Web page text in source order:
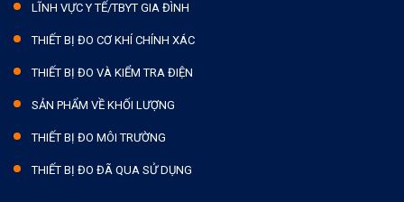
LĨNH VỰC Y TẾ/TBYT GIA ĐÌNH
THIẾT BỊ ĐO CƠ KHÍ CHÍNH XÁC
THIẾT BỊ ĐO VÀ KIỂM TRA ĐIỆN
SẢN PHẨM VỀ KHỐI LƯỢNG
THIẾT BỊ ĐO MÔI TRƯỜNG
THIẾT BỊ ĐO ĐÃ QUA SỬ DỤNG